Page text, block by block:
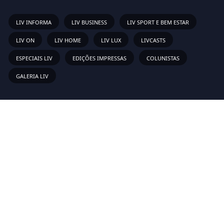
LIV INFORMA LIV BUSINESS LIV SPORT E BEM ESTAR
LIV ON LIV HOME LIV LUX LIVCASTS
ESPECIAIS LIV EDIÇÕES IMPRESSAS COLUNISTAS
GALERIA LIV